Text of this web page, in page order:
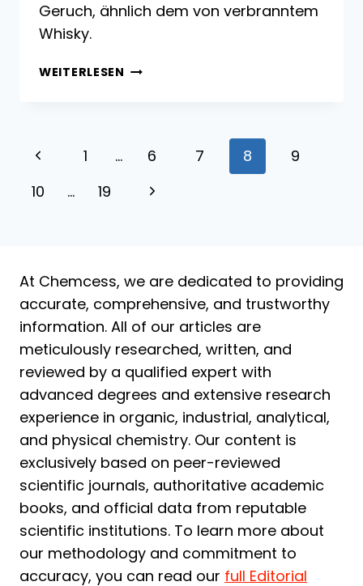
Geruch, ähnlich dem von verbranntem
Whisky.
WEITERLESEN BUTANOL:
VERWENDUNG
Seitennavigation
Vorherige
Seite
1 … 6 7 8
9
10
… 19
Nächste
At Chemcess, we are dedicated to providing
accurate, comprehensive, and trustworthy
information. All of our articles are
meticulously researched, written, and
reviewed by a qualified expert with
advanced degrees and extensive research
experience in organic, industrial, analytical,
and physical chemistry. Our content is
exclusively based on peer-reviewed
scientific journals, authoritative academic
books, and official data from reputable
scientific institutions. To learn more about
our methodology and commitment to
accuracy, you can read our full Editorial